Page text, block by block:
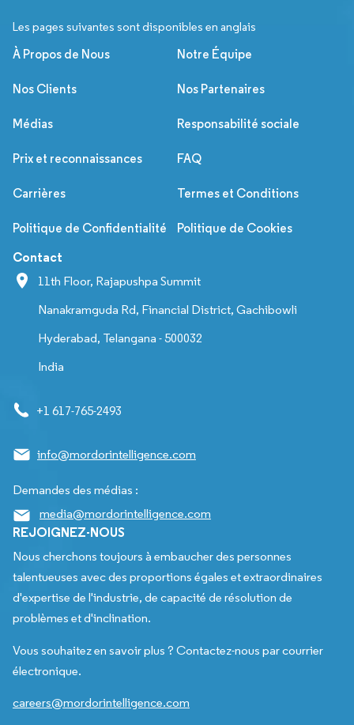
Les pages suivantes sont disponibles en anglais
À Propos de Nous Notre Équipe
Nos Clients Nos Partenaires
Médias Responsabilité sociale
Prix et reconnaissances FAQ
Carrières Termes et Conditions
Politique de Confidentialité Politique de Cookies
Contact
11th Floor, Rajapushpa Summit
Nanakramguda Rd, Financial District, Gachibowli
Hyderabad, Telangana - 500032
India
+1 617-765-2493
info@mordorintelligence.com
Demandes des médias :
media@mordorintelligence.com
REJOIGNEZ-NOUS
Nous cherchons toujours à embaucher des personnes
talentueuses avec des proportions égales et extraordinaires
d'expertise de l'industrie, de capacité de résolution de
problèmes et d'inclination.
Vous souhaitez en savoir plus ? Contactez-nous par courrier
électronique.
careers@mordorintelligence.com